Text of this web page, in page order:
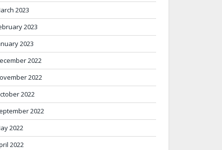
2023
2023
2023
2022
2022
2022
2022
2022
2022